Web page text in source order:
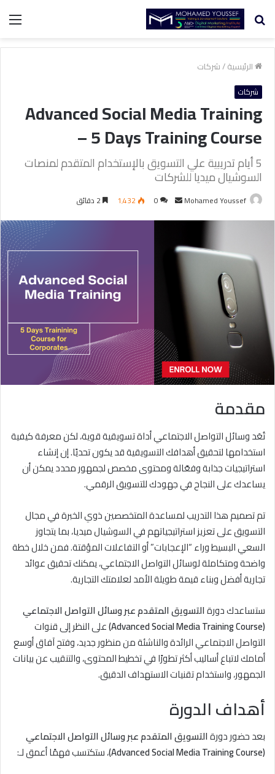
بحث
الرئيسية/شركات
شركات
Advanced Social Media Training
– 5 Days Training Course
5 أيام تدريبية علي التسويق بالإستخدام المتقدم لمنصات
السوشيال ميديا للشركات
Mohamed Youssef
ل
ل
ك
ت
ي
ا
0 1٬432
مقدمة
تُعَد وسائل التواصل الاجتماعي أداة تسويقية قوية، لكن معرفة كيفية
استخدامها لتحقيق أهدافك التسويقية قد يكون تحديًا. إن إنشاء
استراتيجيات جذابة وفعّالة ومحتوى مخصص لجمهور محدد يمكن أن
يساعدك على النجاح في جهودك للتسويق الرقمي.
تم تصميم هذا التدريب لمساعدة المتخصصين ذوي الخبرة في مجال
التسويق على تعزيز استراتيجياتهم في السوشيال ميديا، بما يتجاوز
السعي البسيط وراء “الإعجابات” أو التفاعلات المؤقتة. فمن خلال خطة
واضحة ومتكاملة لوسائل التواصل الاجتماعي، يمكنك تحقيق عوائد
تجارية أفضل وبناء قيمة طويلة الأمد لعلامتك التجارية.
ستساعدك دورةالتسويق المتقدم عبر وسائل التواصل الاجتماعي
(Advanced Social Media Training Course)
على النظر إلى قنوات
التواصل الاجتماعي الرائدة والناشئة من منظور جديد، وفتح آفاق أوسع
أمامك لاتباع أساليب أكثر تطورًا في تخطيط المحتوى، والتنقيب عن بيانات
الجمهور، واستخدام تقنيات الاستهداف الدقيق.
أهداف الدورة
بعد حضور دورةالتسويق المتقدم عبر وسائل التواصل الاجتماعي
(Advanced Social Media Training Course)
، ستكتسب فهمًا أعمق لـ: